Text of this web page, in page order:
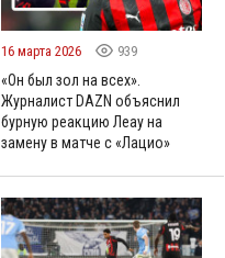
16 марта 2026 939
«Он был зол на всех».
Журналист DAZN объяснил
бурную реакцию Леау на
замену в матче с «Лацио»